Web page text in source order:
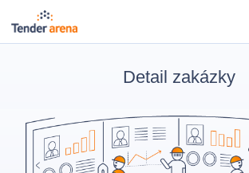
Detail zakázky